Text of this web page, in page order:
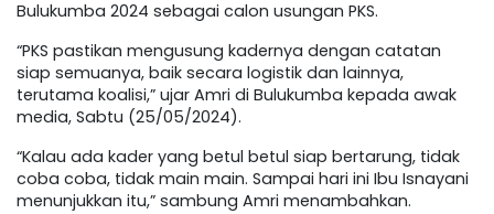
Bulukumba 2024 sebagai calon usungan PKS.
“PKS pastikan mengusung kadernya dengan catatan
siap semuanya, baik secara logistik dan lainnya,
terutama koalisi,” ujar Amri di Bulukumba kepada awak
media, Sabtu (25/05/2024).
“Kalau ada kader yang betul betul siap bertarung, tidak
coba coba, tidak main main. Sampai hari ini Ibu Isnayani
menunjukkan itu,” sambung Amri menambahkan.